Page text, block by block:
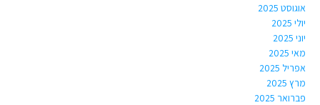
אוגוסט 2025
יולי 2025
יוני 2025
מאי 2025
אפריל 2025
מרץ 2025
פברואר 2025